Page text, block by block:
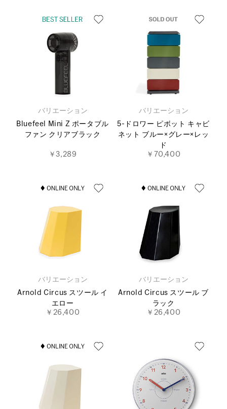
バリエーション
Bluefeel Mini Z ポータブル
ファン クリアブラック
￥3,289
バリエーション
5-ドロワー ピボット キャビ
ネット ブルー×グレー×レッ
ド
￥70,400
バリエーション
Arnold Circus スツール イ
エロー
￥26,400
バリエーション
Arnold Circus スツール ブ
ラック
￥26,400